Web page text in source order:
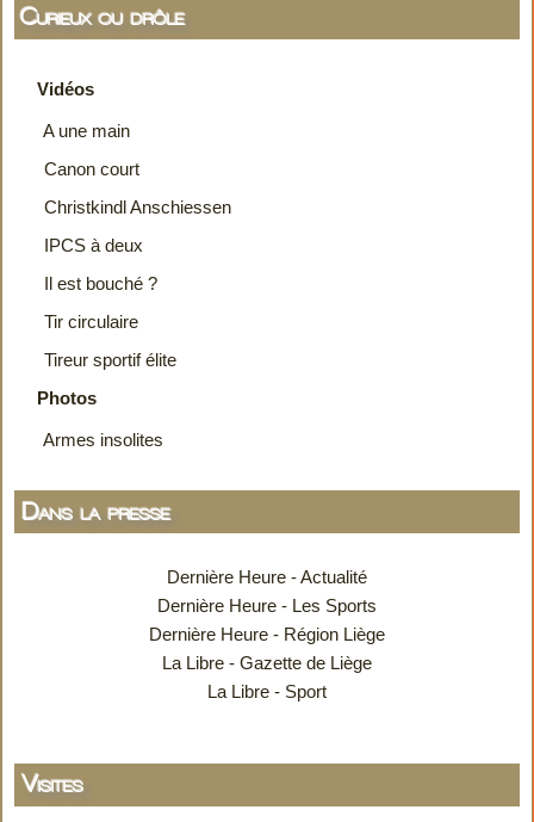
Curieux ou drôle
Vidéos
A une main
Canon court
Christkindl Anschiessen
IPCS à deux
Il est bouché ?
Tir circulaire
Tireur sportif élite
Photos
Armes insolites
Dans la presse
Dernière Heure - Actualité
Dernière Heure - Les Sports
Dernière Heure - Région Liège
La Libre - Gazette de Liège
La Libre - Sport
Visites